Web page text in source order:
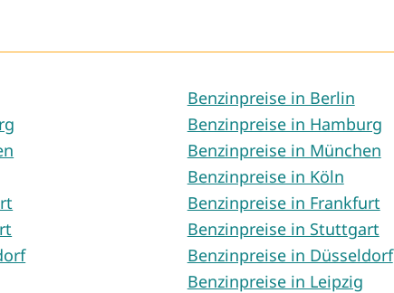
Benzinpreise in Berlin
Benzinpreise in Hamburg
Benzinpreise in München
Benzinpreise in Köln
Benzinpreise in Frankfurt
Benzinpreise in Stuttgart
Benzinpreise in Düsseldorf
Benzinpreise in Leipzig